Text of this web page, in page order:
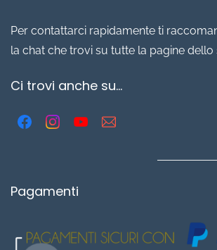
Per contattarci rapidamente ti
la chat che trovi su tutte la pagine dello
Ci trovi anche su...
Pagamenti